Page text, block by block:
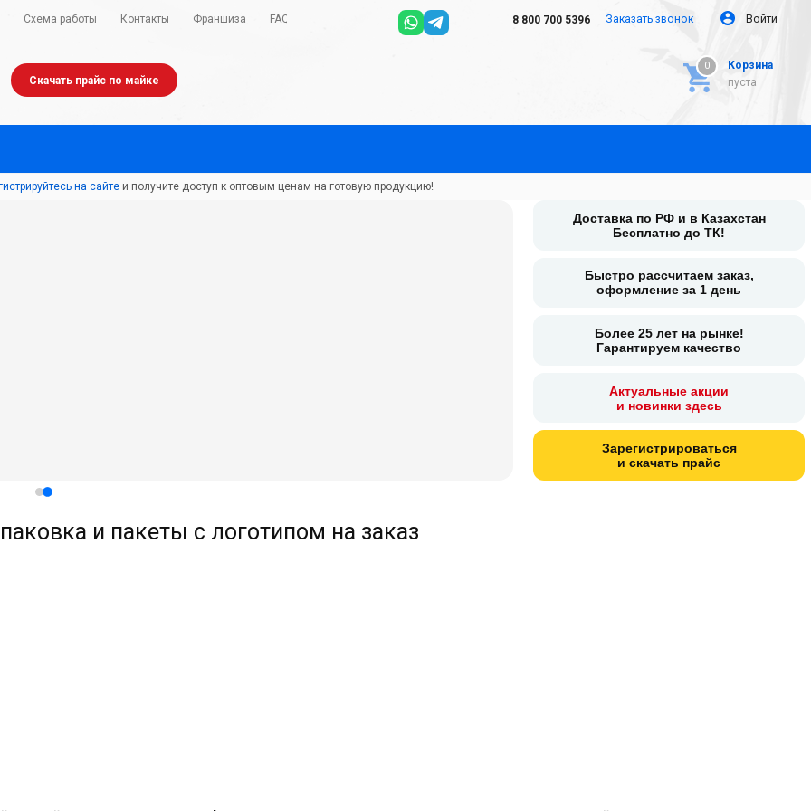
Схема работы Контакты Франшиза FAQ Войти
8 800 700 5396 Заказать звонок
Скачать прайс по майке
Корзина
0
пуста
0
на сайтеи получите доступ к оптовым ценам на готовую продукцию!
Доставка по РФ и в Казахстан
Бесплатно до ТК!
Быстро рассчитаем заказ,
оформление за 1 день
Более 25 лет на рынке!
Гарантируем качество
Актуальные акции
и новинки здесь
Зарегистрироваться
и скачать прайс
и пакеты с логотипом на заказ